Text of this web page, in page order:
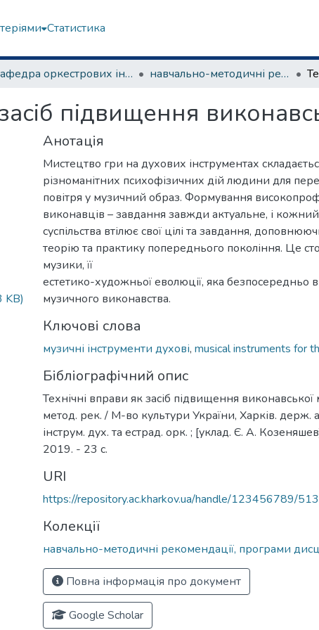
Статистика
Кафедра оркестрових інструментів навчально-методичні рекомендації, програми дисциплін
підвищення
KB)
Анотація
Мистецтво гри на духових інструментах
різноманітних психофізичних дій людини для
повітря у музичний образ. Формування
виконавців – завдання завжди актуальне, і
суспільства втілює свої цілі та завдання,
теорію та практику попереднього покоління. Це
музики, її
естетико-художньої еволюції, яка безпосередньо
музичного виконавства.
Ключові слова
музичні інструменти духові, musical instruments for
Бібліографічний опис
Технічні вправи як засіб підвищення виконавської
метод. рек. / М-во культури України, Харків. держ.
інструм. дух. та естрад. орк. ; [уклад. Є. А.
2019. - 23 с.
URI
https://repository.ac.kharkov.ua/handle/123456789/513
Колекції
навчально-методичні рекомендації, програми
Повна інформація про документ
Google Scholar